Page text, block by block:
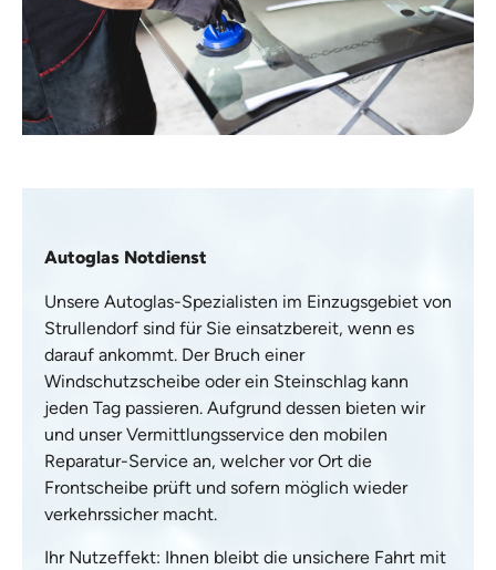
Autoglas Notdienst
Unsere Autoglas-Spezialisten im Einzugsgebiet von
Strullendorf sind für Sie einsatzbereit, wenn es
darauf ankommt. Der Bruch einer
Windschutzscheibe oder ein Steinschlag kann
jeden Tag passieren. Aufgrund dessen bieten wir
und unser Vermittlungsservice den mobilen
Reparatur-Service an, welcher vor Ort die
Frontscheibe prüft und sofern möglich wieder
verkehrssicher macht.
Ihr Nutzeffekt: Ihnen bleibt die unsichere Fahrt mit